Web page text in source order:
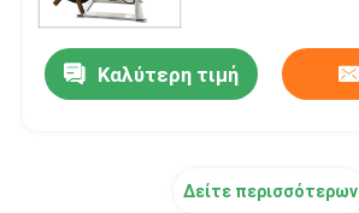
Καλύτερη τιμή
Δείτε περισσότερων